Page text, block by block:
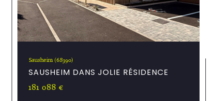
Sausheim (68390)
SAUSHEIM DANS JOLIE RÉSIDENCE
181 088 €